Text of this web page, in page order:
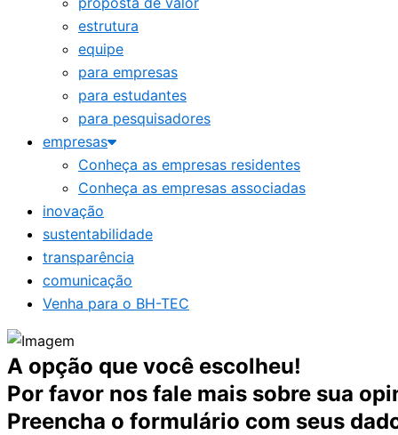
estrutura
equipe
para empresas
para estudantes
para pesquisadores
empresas
Conheça as empresas residentes
Conheça as empresas associadas
inovação
sustentabilidade
transparência
comunicação
Venha para o BH-TEC
A opção que você escolheu!
Por favor nos fale mais sobre sua
Preencha o formulário com seus